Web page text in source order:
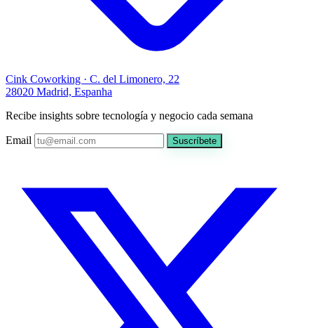
Cink Coworking · C. del Limonero, 22
28020 Madrid, Espanha
Recibe insights sobre tecnología y negocio cada semana
Email Suscríbete